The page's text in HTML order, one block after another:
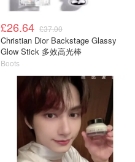
£26.64 £37.00
Christian Dior Backstage Glassy
Glow Stick 多效高光棒
Boots